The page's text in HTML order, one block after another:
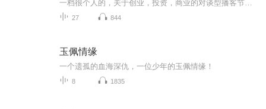
27 844
玉佩情缘
一个遗孤的血海深仇，一位少年的玉佩情缘！
8 1835